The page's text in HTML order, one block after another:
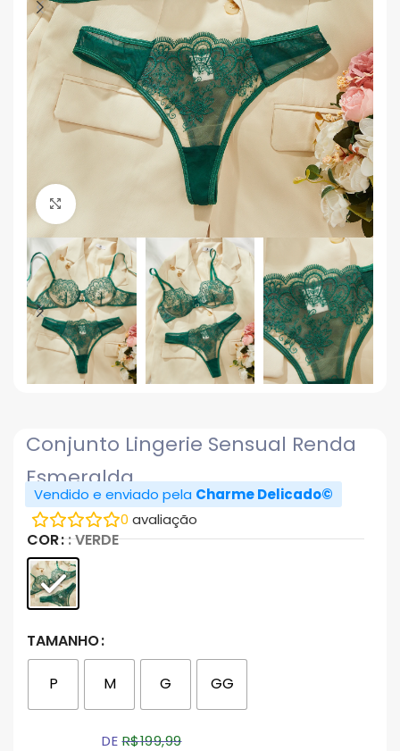
Click to enlarge
Conjunto Lingerie Sensual Renda
Esmeralda
Vendido e enviado pela Charme Delicado©
0 avaliação
COR : VERDE
TAMANHO
P M G GG
DER$199,99